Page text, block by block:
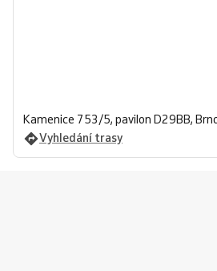
Kamenice 753/5, pavilon D29BB,
Vyhledání trasy